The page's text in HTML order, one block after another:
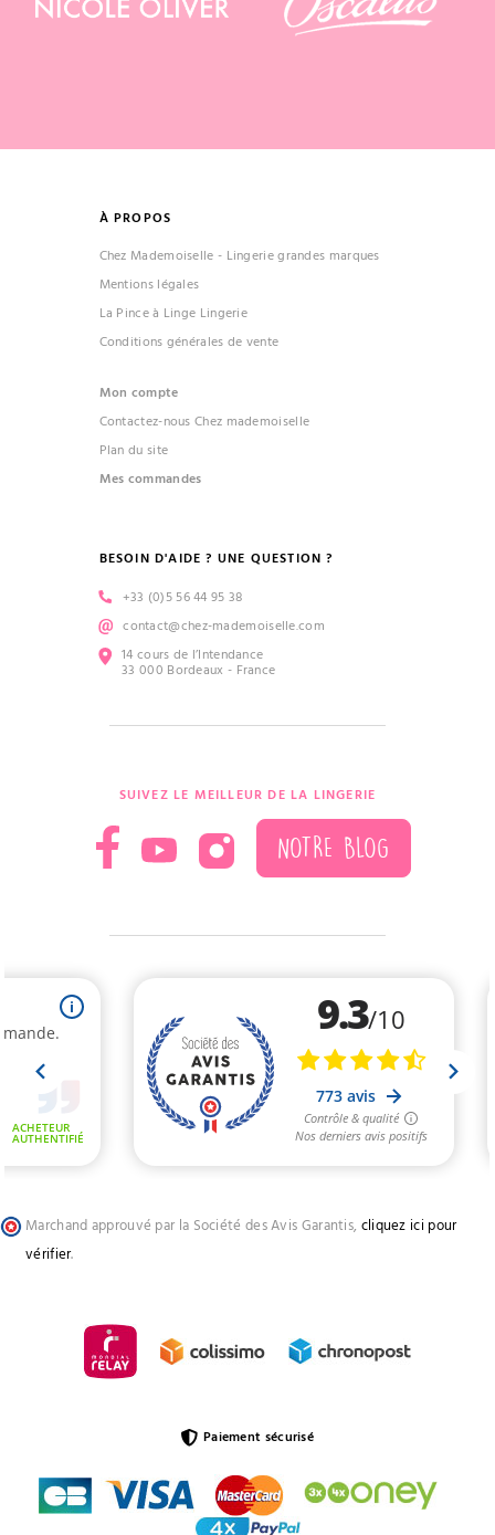
À PROPOS
Chez Mademoiselle - Lingerie grandes marques
Mentions légales
La Pince à Linge Lingerie
Conditions générales de vente
Mon compte
Contactez-nous Chez mademoiselle
Plan du site
Mes commandes
BESOIN D'AIDE ? UNE QUESTION ?
+33 (0)5 56 44 95 38
contact@chez-mademoiselle.com
14 cours de l’Intendance
33 000 Bordeaux - France
SUIVEZ LE MEILLEUR DE LA LINGERIE
NOTRE BLOG
Marchand approuvé par la Société des Avis Garantis, cliquez ici pour
vérifier.
Paiement sécurisé